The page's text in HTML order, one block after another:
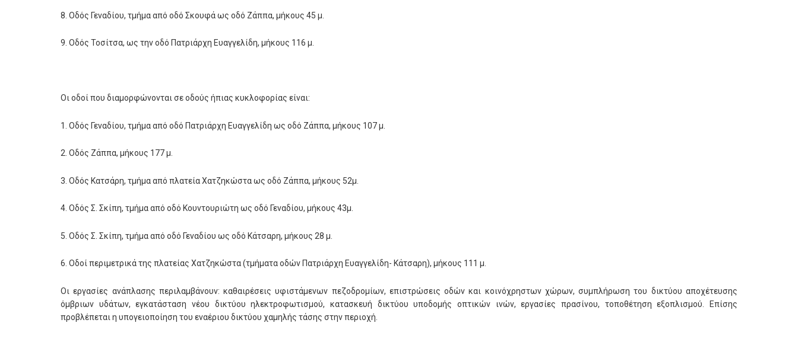
8. Οδός Γεναδίου, τμήμα από οδό Σκουφά ως οδό Ζάππα, μήκους 45 μ.
9. Οδός Τοσίτσα, ως την οδό Πατριάρχη Ευαγγελίδη, μήκους 116 μ.
Οι οδοί που διαμορφώνονται σε οδούς ήπιας κυκλοφορίας είναι:
1. Οδός Γεναδίου, τμήμα από οδό Πατριάρχη Ευαγγελίδη ως οδό Ζάππα, μήκους 107 μ.
2. Οδός Ζάππα, μήκους 177 μ.
3. Οδός Κατσάρη, τμήμα από πλατεία Χατζηκώστα ως οδό Ζάππα, μήκους 52μ.
4. Οδός Σ. Σκίπη, τμήμα από οδό Κουντουριώτη ως οδό Γεναδίου, μήκους 43μ.
5. Οδός Σ. Σκίπη, τμήμα από οδό Γεναδίου ως οδό Κάτσαρη, μήκους 28 μ.
6. Οδοί περιμετρικά της πλατείας Χατζηκώστα (τμήματα οδών Πατριάρχη Ευαγγελίδη- Κάτσαρη), μήκους 111 μ.
Οι εργασίες ανάπλασης περιλαμβάνουν: καθαιρέσεις υφιστάμενων πεζοδρομίων, επιστρώσεις οδών και κοινόχρηστων χώρων, συμπλήρωση του δικτύου αποχέτευσης
όμβριων υδάτων, εγκατάσταση νέου δικτύου ηλεκτροφωτισμού, κατασκευή δικτύου υποδομής οπτικών ινών, εργασίες πρασίνου, τοποθέτηση εξοπλισμού. Επίσης
προβλέπεται η υπογειοποίηση του εναέριου δικτύου χαμηλής τάσης στην περιοχή.